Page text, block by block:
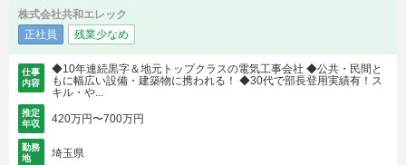
株式会社共和エレック
正社員
残業少なめ
仕事
内容
◆10年連続黒字＆地元トップクラスの電気工事会社 ◆公共・民間と
もに幅広い設備・建築物に携われる！ ◆30代で部長登用実績有！ス
キル・や...
推定
年収
420万円〜700万円
勤務
地
埼玉県